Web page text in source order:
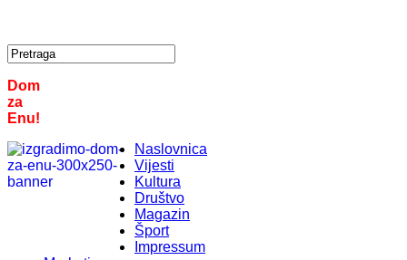
Dom
za
Enu!
Naslovnica
Vijesti
Kultura
Društvo
Magazin
Šport
Impressum